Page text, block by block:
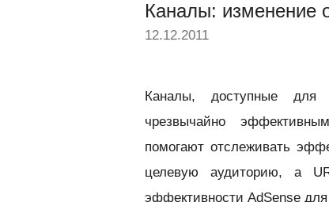
Каналы: изменение
12.12.2011
Каналы, доступные для
чрезвычайно
помогают отслеживать
целевую аудиторию, а
эффективности AdSense